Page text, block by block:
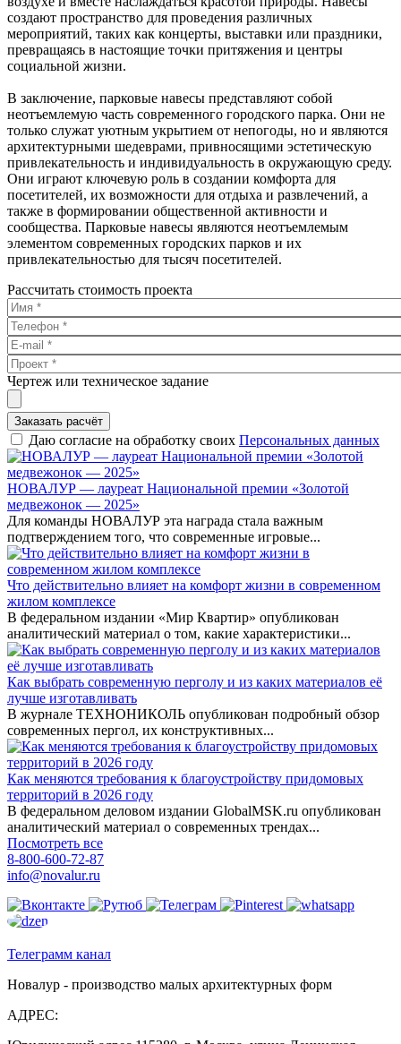
создают пространство для проведения различных
мероприятий, таких как концерты, выставки или праздники,
превращаясь в настоящие точки притяжения и центры
социальной жизни.
В заключение, парковые навесы представляют собой
неотъемлемую часть современного городского парка. Они не
только служат уютным укрытием от непогоды, но и являются
архитектурными шедеврами, привносящими эстетическую
привлекательность и индивидуальность в окружающую среду.
Они играют ключевую роль в создании комфорта для
посетителей, их возможности для отдыха и развлечений, а
также в формировании общественной активности и
сообщества. Парковые навесы являются неотъемлемым
элементом современных городских парков и их
привлекательностью для тысяч посетителей.
Рассчитать стоимость проекта
Чертеж или техническое задание
Заказать расчёт
Даю согласие на обработку своих Персональных данных
НОВАЛУР — лауреат Национальной премии «Золотой
медвежонок — 2025»
Для команды НОВАЛУР эта награда стала важным
подтверждением того, что современные игровые...
Что действительно влияет на комфорт жизни в современном
жилом комплексе
В федеральном издании «Мир Квартир» опубликован
аналитический материал о том, какие характеристики...
Как выбрать современную перголу и из каких материалов её
лучше изготавливать
В журнале ТЕХНОНИКОЛЬ опубликован подробный обзор
современных пергол, их конструктивных...
Как меняются требования к благоустройству придомовых
территорий в 2026 году
В федеральном деловом издании GlobalMSK.ru опубликован
аналитический материал о современных трендах...
Посмотреть все
8-800-600-72-87
info@novalur.ru
Телеграмм канал
Новалур - производство малых архитектурных форм
АДРЕС: